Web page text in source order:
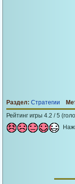
Раздел: Стратегии
Рейтинг игры 4.2 / 5